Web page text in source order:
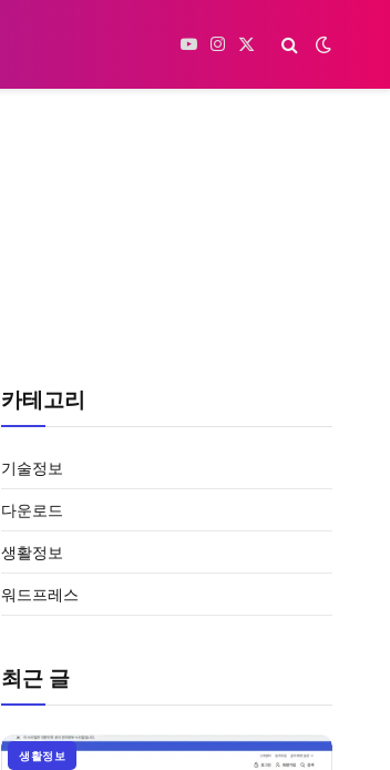
YouTubeInstagram
X
카테고리
기술정보
다운로드
생활정보
워드프레스
최근 글
생활정보